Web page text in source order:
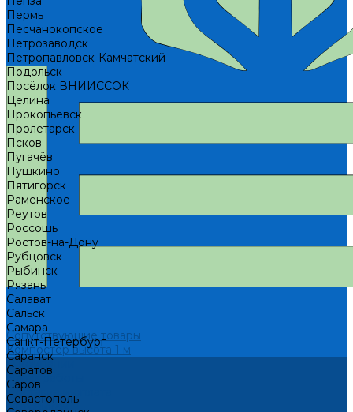
Пермь
Песчанокопское
Петрозаводск
Петропавловск-Камчатский
Подольск
Посёлок ВНИИССОК
Целина
Прокопьевск
Пролетарск
Псков
Пугачёв
Пушкино
Пятигорск
Раменское
Реутов
Россошь
Ростов-на-Дону
Рубцовск
Рыбинск
Рязань
Салават
Сальск
Самара
Санкт-Петербург
Саранск
Саратов
Саров
Севастополь
Сопутствующие товары
Компостер высота 1 м
О компании
Наши работы
Доставка и оплата
Оптовикам